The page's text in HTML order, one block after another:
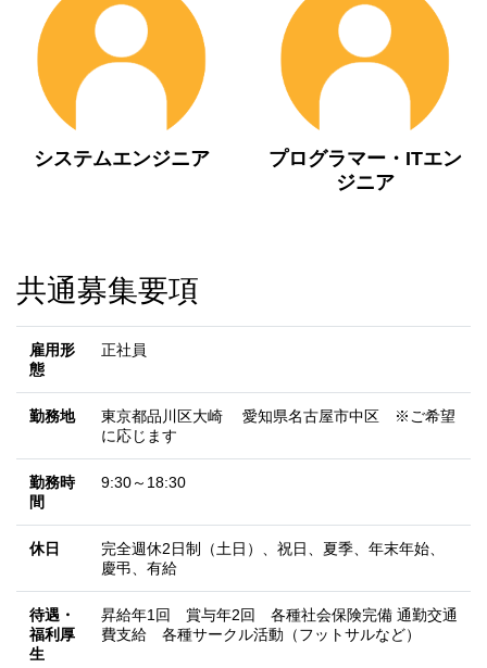
システムエンジニア
プログラマー・ITエン
ジニア
共通募集要項
雇用形
態
正社員
勤務地
東京都品川区大崎 愛知県名古屋市中区 ※ご希望
に応じます
勤務時
間
9:30～18:30
休日
完全週休2日制（土日）、祝日、夏季、年末年始、
慶弔、有給
待遇・
福利厚
生
昇給年1回 賞与年2回 各種社会保険完備 通勤交通
費支給 各種サークル活動（フットサルなど）